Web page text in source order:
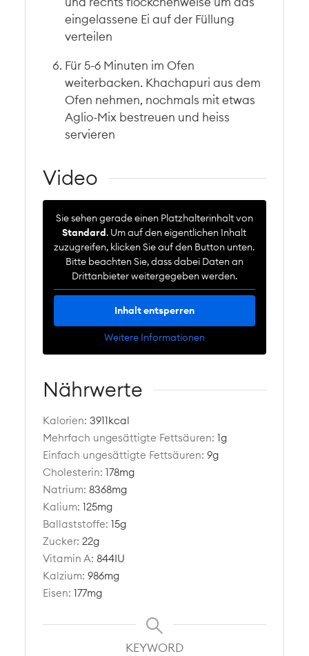
eingelassene Ei auf der Füllung
verteilen
Für 5-6 Minuten im Ofen
weiterbacken. Khachapuri aus dem
Ofen nehmen, nochmals mit etwas
Aglio-Mix bestreuen und heiss
servieren
Video
Sie sehen gerade einen Platzhalterinhalt von
Standard. Um auf den eigentlichen Inhalt
zuzugreifen, klicken Sie auf den Button unten.
Bitte beachten Sie, dass dabei Daten an
Drittanbieter weitergegeben werden.
Inhalt entsperren
Weitere Informationen
Nährwerte
Kalorien:3911kcal
Mehrfach ungesättigte Fettsäuren:1g
Einfach ungesättigte Fettsäuren:9g
Cholesterin:178mg
Natrium:8368mg
Kalium:125mg
Ballaststoffe:15g
Zucker:22g
Vitamin A:844IU
Kalzium:986mg
Eisen:177mg
KEYWORD